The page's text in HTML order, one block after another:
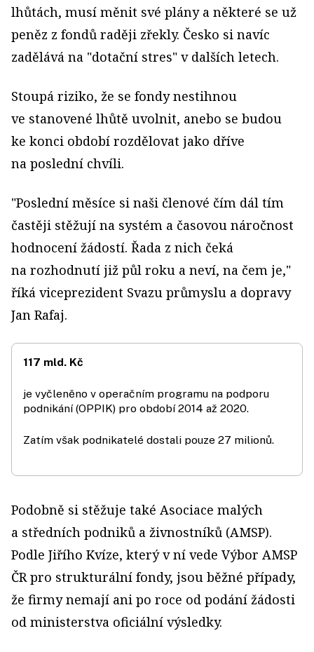
lhůtách, musí měnit své plány a některé se už
peněz z fondů raději zřekly. Česko si navíc
zadělává na "dotační stres" v dalších letech.
Stoupá riziko, že se fondy nestihnou
ve stanovené lhůtě uvolnit, anebo se budou
ke konci období rozdělovat jako dříve
na poslední chvíli.
"Poslední měsíce si naši členové čím dál tím
častěji stěžují na systém a časovou náročnost
hodnocení žádostí. Řada z nich čeká
na rozhodnutí již půl roku a neví, na čem je,"
říká viceprezident Svazu průmyslu a dopravy
Jan Rafaj.
117 mld. Kč
je vyčleněno v operačním programu na podporu
podnikání (OPPIK) pro období 2014 až 2020.
Zatím však podnikatelé dostali pouze 27 milionů.
Podobně si stěžuje také Asociace malých
a středních podniků a živnostníků (AMSP).
Podle Jiřího Kvíze, který v ní vede Výbor AMSP
ČR pro strukturální fondy, jsou běžné případy,
že firmy nemají ani po roce od podání žádosti
od ministerstva oficiální výsledky.